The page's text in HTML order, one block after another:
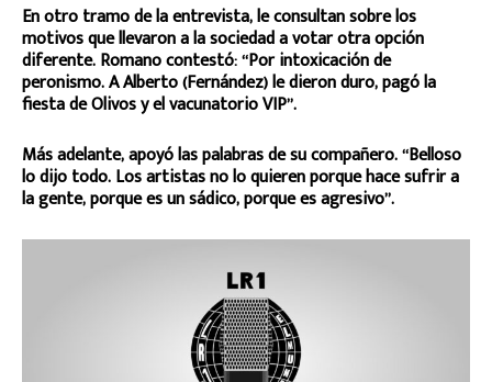
En otro tramo de la entrevista, le consultan sobre los
motivos que llevaron a la sociedad a votar otra opción
diferente. Romano contestó: “Por intoxicación de
peronismo. A Alberto (Fernández) le dieron duro, pagó la
fiesta de Olivos y el vacunatorio VIP”.
Más adelante, apoyó las palabras de su compañero. “Belloso
lo dijo todo. Los artistas no lo quieren porque hace sufrir a
la gente, porque es un sádico, porque es agresivo”.